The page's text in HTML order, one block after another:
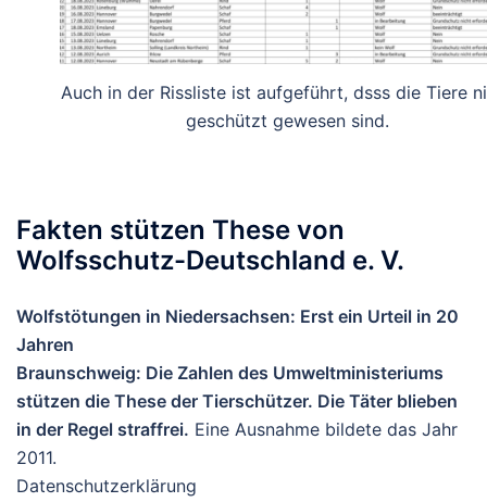
Auch in der Rissliste ist aufgeführt, dsss die Tiere
geschützt gewesen sind.
Fakten stützen These von
Wolfsschutz-Deutschland e. V.
Wolfstötungen in Niedersachsen: Erst ein Urteil in 20
Jahren
Braunschweig: Die Zahlen des Umweltministeriums
stützen die These der Tierschützer. Die Täter blieben
in der Regel straffrei. Eine Ausnahme bildete das Jahr
2011.
Datenschutzerklärung